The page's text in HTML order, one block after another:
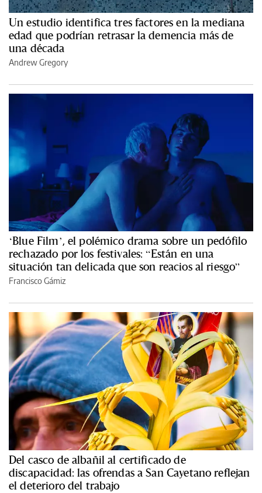
Un estudio identifica tres factores en la mediana
edad que podrían retrasar la demencia más de
una década
Andrew Gregory
‘Blue Film’, el polémico drama sobre un pedófilo
rechazado por los festivales: “Están en una
situación tan delicada que son reacios al riesgo”
Francisco Gámiz
Del casco de albañil al certificado de
discapacidad: las ofrendas a San Cayetano reflejan
el deterioro del trabajo